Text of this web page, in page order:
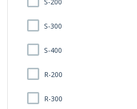
S-300
S-400
R-200
R-300